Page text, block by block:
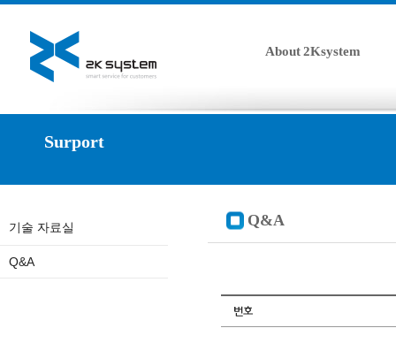
About 2Ksystem
Surport
기술 자료실
Q&A
Q&A